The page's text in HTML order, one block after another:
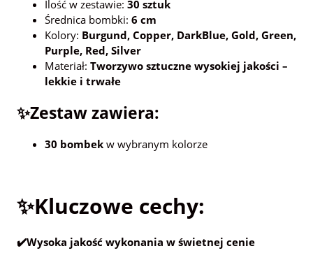
Ilość w zestawie: 30 sztuk
Średnica bombki: 6 cm
Kolory: Burgund, Copper, DarkBlue, Gold, Green,
Purple, Red, Silver
Materiał: Tworzywo sztuczne wysokiej jakości –
lekkie i trwałe
✨Zestaw zawiera:
30 bombek w wybranym kolorze
✨Kluczowe cechy:
✔️Wysoka jakość wykonania w świetnej cenie